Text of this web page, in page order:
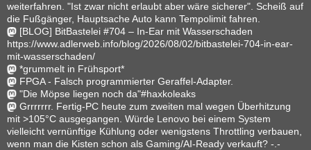
weiterfahren. "Ist zwar nicht erlaubt aber wäre sicherer". Scheiß auf
die Fußgänger, Hauptsache Auto kann Tempolimit fahren.
[BLOG] BitBastelei #704 – In-Ear mit Wasserschaden
https://www.adlerweb.info/blog/2026/08/02/bitbastelei-704-in-ear-
mit-wasserschaden/
*grummelt in Frühsport*
FPGA - Falsch programmierter Geraffel-Adapter.
"Die Möpse liegen noch da"#haxkoleaks
Grrrrrrr. Fertig-PC heute zum zweiten mal wegen Überhitzung
mit >105°C ausgegangen. Würde Lenovo bei einem System
vielleicht vernünftige Kühlung oder wenigstens Throttling verbauen,
wenn man die Kisten schon als Gaming/AI-Ready verkauft? -.-